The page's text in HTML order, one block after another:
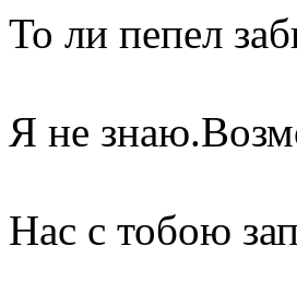
То ли пепел
Я не
Нас с тобою